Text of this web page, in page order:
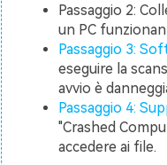
Passaggio 2:
un PC
Passaggio 3:
eseguire la
avvio è
Passaggio 4:
"Crashed
accedere ai file.